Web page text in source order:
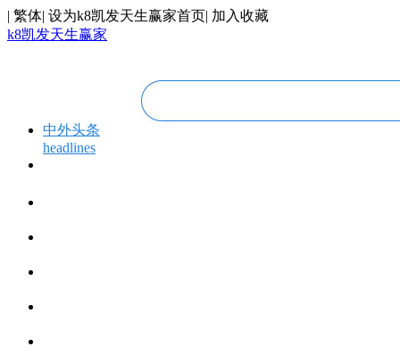
| 繁体| 设为k8凯发天生赢家首页| 加入收藏
k8凯发天生赢家
中外头条
headlines